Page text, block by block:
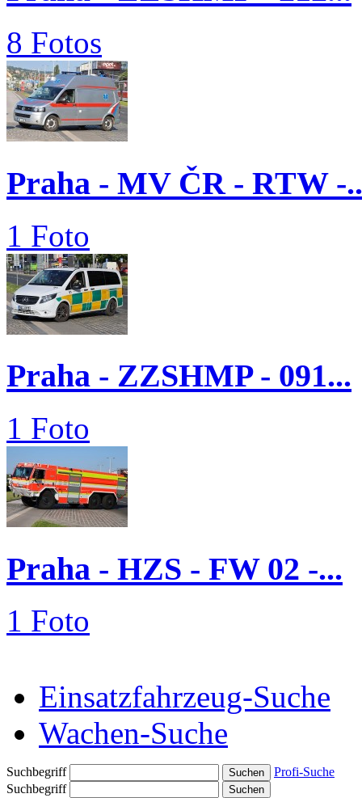
8 Fotos
Praha - MV ČR - RTW -
1 Foto
Praha - ZZSHMP - 091...
1 Foto
Praha - HZS - FW 02 -...
1 Foto
Einsatzfahrzeug-Suche
Wachen-Suche
Suchbegriff
Profi-Suche
Suchbegriff